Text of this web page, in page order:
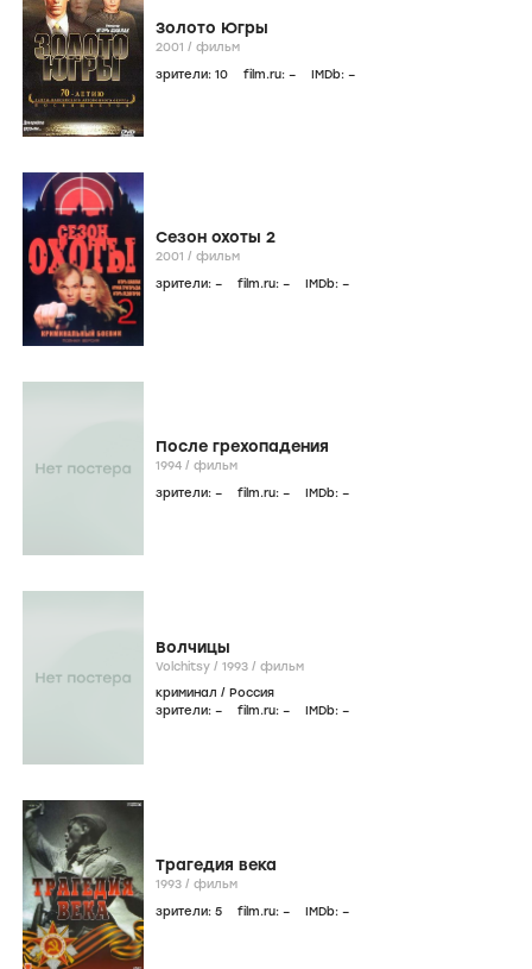
Золото Югры
2001 / фильм
зрители: 10 film.ru: – IMDb: –
Сезон охоты 2
2001 / фильм
зрители: – film.ru: – IMDb: –
После грехопадения
1994 / фильм
зрители: – film.ru: – IMDb: –
Волчицы
Volchitsy / 1993 / фильм
криминал / Россия
зрители: – film.ru: – IMDb: –
Трагедия века
1993 / фильм
зрители: 5 film.ru: – IMDb: –